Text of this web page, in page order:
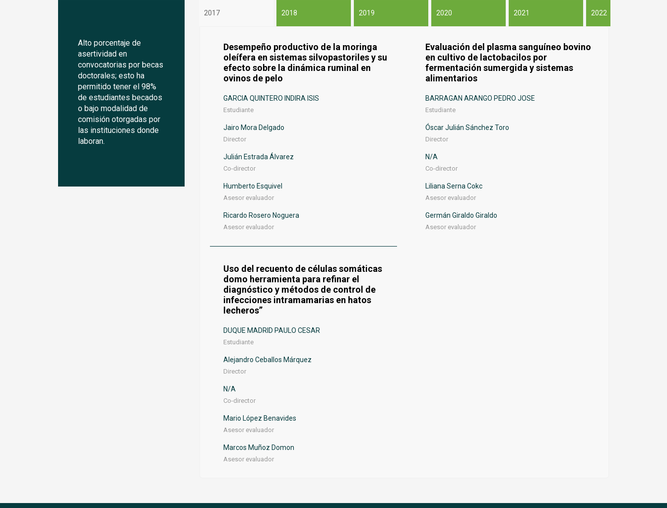
Alto porcentaje de
asertividad en
convocatorias por becas
doctorales; esto ha
permitido tener el 98%
de estudiantes becados
o bajo modalidad de
comisión otorgadas por
las instituciones donde
laboran.
2017 2018 2019 2020 2021 2022
Desempeño productivo de la moringa
oleífera en sistemas silvopastoriles y su
efecto sobre la dinámica ruminal en
ovinos de pelo
GARCIA QUINTERO INDIRA ISIS
Estudiante
Jairo Mora Delgado
Director
Julián Estrada Álvarez
Co-director
Humberto Esquivel
Asesor evaluador
Ricardo Rosero Noguera
Asesor evaluador
Uso del recuento de células somáticas
domo herramienta para refinar el
diagnóstico y métodos de control de
infecciones intramamarias en hatos
lecheros”
DUQUE MADRID PAULO CESAR
Estudiante
Alejandro Ceballos Márquez
Director
N/A
Co-director
Mario López Benavides
Asesor evaluador
Marcos Muñoz Domon
Asesor evaluador
Evaluación del plasma sanguíneo bovino
en cultivo de lactobacilos por
fermentación sumergida y sistemas
alimentarios
BARRAGAN ARANGO PEDRO JOSE
Estudiante
Óscar Julián Sánchez Toro
Director
N/A
Co-director
Liliana Serna Cokc
Asesor evaluador
Germán Giraldo Giraldo
Asesor evaluador